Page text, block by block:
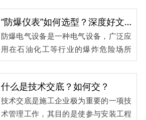
“防爆仪表”如何选型？深度好文！
防爆电气设备是一种电气设备，广泛应
用在石油化工等行业的爆炸危险场所
中。防爆电气设备合理正确的选型、安
装、检修和维护是避免爆炸事故发生的
重要环节。本文从防爆原理、防爆电气
设备的选型、标准规范的要求等方面进
行简要描述，供大家参考。 石油化工装
什么是技术交底？如何交？
技术交底是施工企业极为重要的一项技
术管理工作，其目的是使参与安装工程